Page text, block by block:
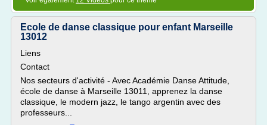
Ecole de danse classique pour enfant Marseille
13012
Liens
Contact
Nos secteurs d'activité - Avec Académie Danse Attitude,
école de danse à Marseille 13011, apprenez la danse
classique, le modern jazz, le tango argentin avec des
professeurs...